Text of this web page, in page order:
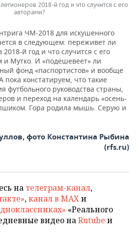
2018-й год и что случится с его
авторами?
ЧМ-2018 для искушенного
в следующем: переживет ли
й год и что случится с его
Мутко. И «подешевеет» ли
фонд «паспортистов» и вообще
пока констатируем, что такие
руководства страны,
и переход на календарь «осень-
Гора родила мышь. Серую и
фото Константина Рыбина
(rfs.ru)
на телеграм-канал,
,канал в MAXи
«Реального
видео наRutube и